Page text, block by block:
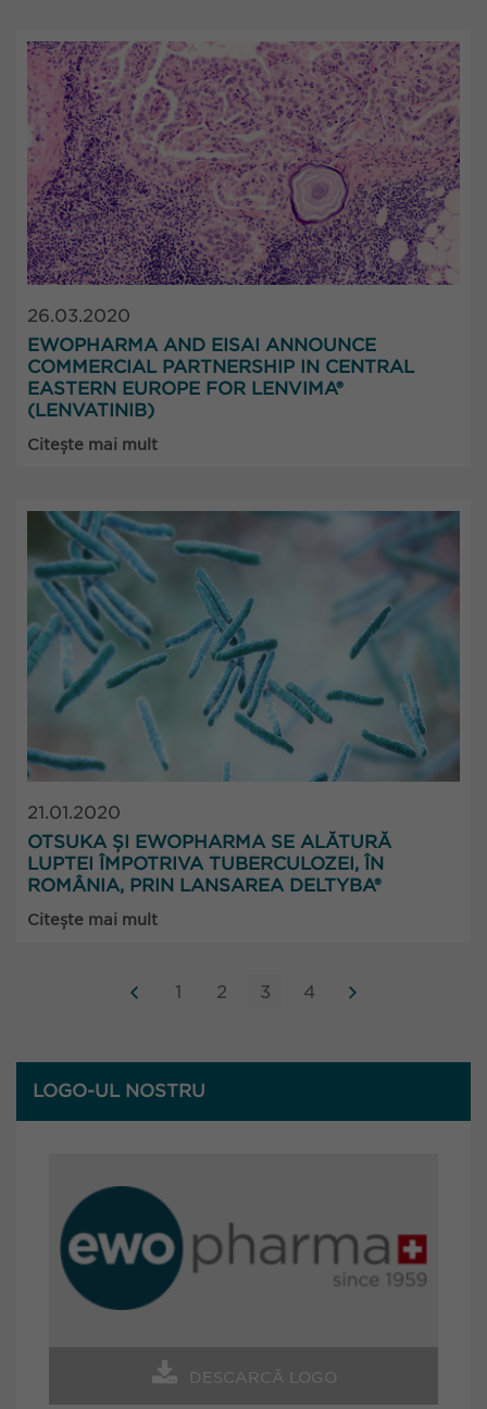
LOGO-UL NOSTRU
DESCARCĂ LOGO
26.03.2020
EWOPHARMA AND EISAI ANNOUNCE
COMMERCIAL PARTNERSHIP IN CENTRAL
EASTERN EUROPE FOR LENVIMA®
(LENVATINIB)
Citește mai mult
21.01.2020
OTSUKA ȘI EWOPHARMA SE ALĂTURĂ
LUPTEI ÎMPOTRIVA TUBERCULOZEI, ÎN
ROMÂNIA, PRIN LANSAREA DELTYBA®
Citește mai mult
1 2 3 4